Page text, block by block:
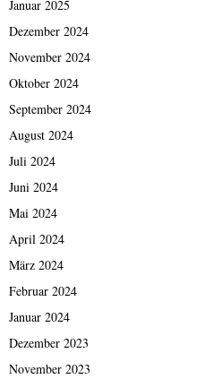
Januar 2025
Dezember 2024
November 2024
Oktober 2024
September 2024
August 2024
Juli 2024
Juni 2024
Mai 2024
April 2024
März 2024
Februar 2024
Januar 2024
Dezember 2023
November 2023